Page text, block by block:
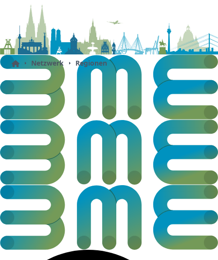
Netzwerk Regionen